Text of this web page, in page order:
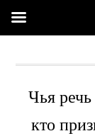
Чья
кто